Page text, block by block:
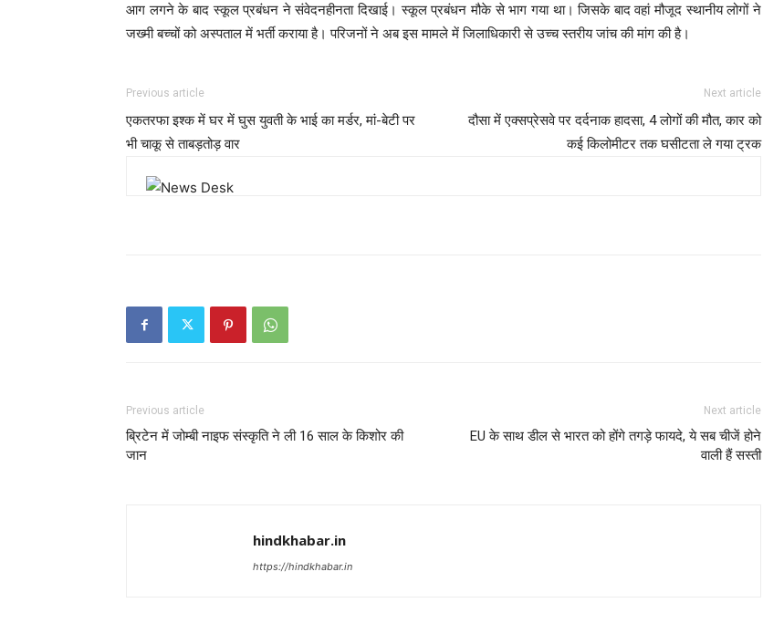
आग लगने के बाद स्कूल प्रबंधन ने संवेदनहीनता दिखाई। स्कूल प्रबंधन मौके से भाग गया था। जिसके बाद वहां मौजूद स्थानीय लोगों ने
जख्मी बच्चों को अस्पताल में भर्ती कराया है। परिजनों ने अब इस मामले में जिलाधिकारी से उच्च स्तरीय जांच की मांग की है।
Previous article
एकतरफा इश्क में घर में घुस युवती के भाई का मर्डर, मां-बेटी पर
भी चाकू से ताबड़तोड़ वार
Next article
दौसा में एक्सप्रेसवे पर दर्दनाक हादसा, 4 लोगों की मौत, कार को
कई किलोमीटर तक घसीटता ले गया ट्रक
Previous article
ब्रिटेन में जोम्बी नाइफ संस्कृति ने ली 16 साल के किशोर की
जान
Next article
EU के साथ डील से भारत को होंगे तगड़े फायदे, ये सब चीजें होने
वाली हैं सस्ती
hindkhabar.in
https://hindkhabar.in